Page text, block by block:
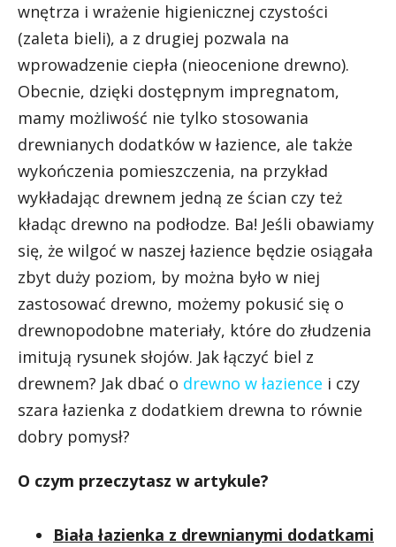
wnętrza i wrażenie higienicznej czystości
(zaleta bieli), a z drugiej pozwala na
wprowadzenie ciepła (nieocenione drewno).
Obecnie, dzięki dostępnym impregnatom,
mamy możliwość nie tylko stosowania
drewnianych dodatków w łazience, ale także
wykończenia pomieszczenia, na przykład
wykładając drewnem jedną ze ścian czy też
kładąc drewno na podłodze. Ba! Jeśli obawiamy
się, że wilgoć w naszej łazience będzie osiągała
zbyt duży poziom, by można było w niej
zastosować drewno, możemy pokusić się o
drewnopodobne materiały, które do złudzenia
imitują rysunek słojów. Jak łączyć biel z
drewnem? Jak dbać o drewno w łazience i czy
szara łazienka z dodatkiem drewna to równie
dobry pomysł?
O czym przeczytasz w artykule?
Biała łazienka z drewnianymi dodatkami